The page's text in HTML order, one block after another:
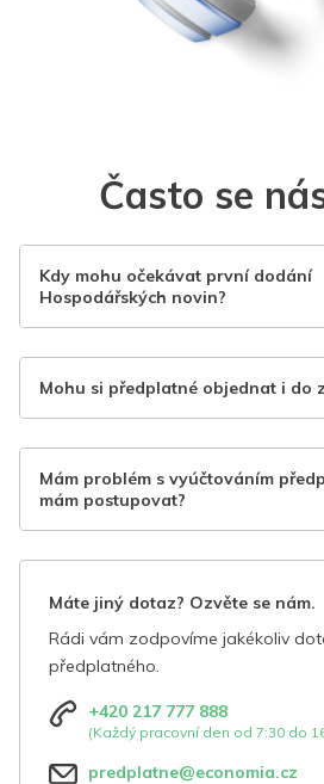
Často se
Kdy mohu očekávat první dodání
Hospodářských novin?
Mohu si předplatné objednat i do
Mám problém s vyúčtováním
mám postupovat?
Máte jiný dotaz? Ozvěte se nám.
Rádi vám zodpovíme jakékoliv
předplatného.
+420 217 777 888
(Každý pracovní den od 7:30 do
predplatne@economia.cz